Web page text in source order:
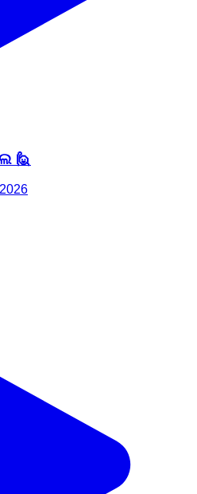
🙋